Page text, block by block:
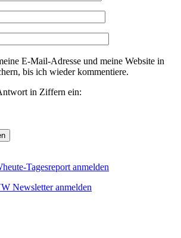
E-Mail-Adresse und meine Website in
bis ich wieder kommentiere.
in Ziffern ein: